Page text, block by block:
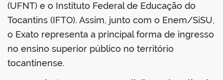
portal
(UFNT) e o Instituto Federal de Educação do
Tocantins (IFTO). Assim, junto com o Enem/SiSU,
o Exato representa a principal forma de ingresso
no ensino superior público no território
tocantinense.